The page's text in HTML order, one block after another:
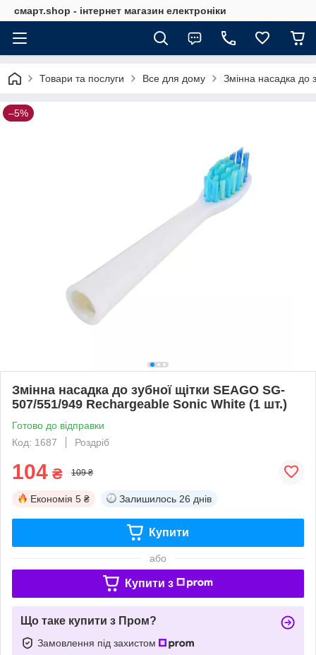
смарт.shop - інтернет магазин електроніки
Товари та послуги Все для дому Змінна насадка до
–5%
Змінна насадка до зубної щітки SEAGO SG-
507/551/949 Rechargeable Sonic White (1 шт.)
Готово до відправки
Код: 1687
Роздріб
104 ₴ 109 ₴
Економія 5 ₴ Залишилось 26 днів
Купити
або
Купити з
Що таке купити з Пром?
Замовлення під захистом